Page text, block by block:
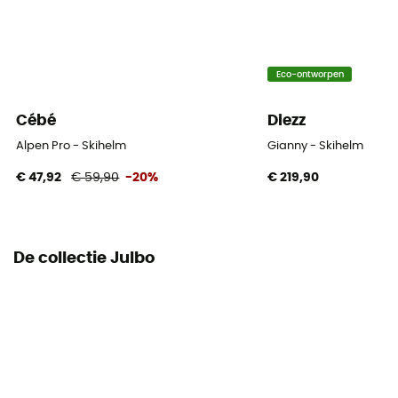
PPE - Category 2
Cébé
Alpen Pro - Skihelm
€ 47,92 € 59,90 -20%
Eco-ontworpen
Diezz
Gianny - Skihelm
€ 219,90
De collectie Julbo